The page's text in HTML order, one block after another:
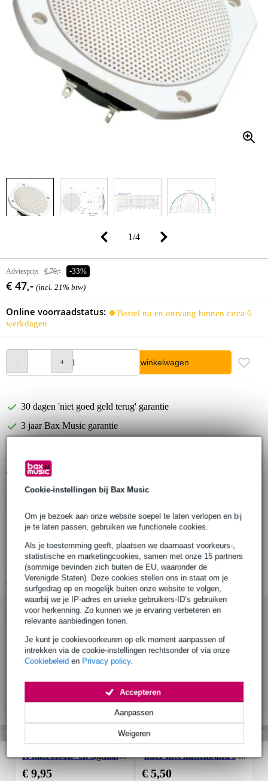
Cookie-instellingen bij Bax Music
Om je bezoek aan onze website soepel te laten verlopen en bij
je te laten passen, gebruiken we functionele cookies.
Als je toestemming geeft, plaatsen we daarnaast voorkeurs-,
statistische en marketingcookies, samen met onze 15 partners
(sommige bevinden zich buiten de EU, waaronder de
Verenigde Staten). Deze cookies stellen ons in staat om je
surfgedrag op en mogelijk buiten onze website te volgen,
waarbij we je IP-adres en unieke gebruikers-ID’s gebruiken
voor herkenning. Zo kunnen we je ervaring verbeteren en
relevante aanbiedingen tonen.
Je kunt je cookievoorkeuren op elk moment aanpassen of
intrekken via de cookie-instellingen rechtsonder of via onze
Cookiebeleid en Privacy policy.
Weigeren
Aanpassen
Accepteren
1/4
Adviesprijs € 70,- -33%
€ 47,- (incl. 21% btw)
Online voorraadstatus:
Bestel nu en ontvang binnen circa 6
werkdagen
In winkelwagen
30 dagen 'niet goed geld terug' garantie
3 jaar Bax Music garantie
Gratis ophalen in de winkel
Productinformatie
Aantal: 13 stuks
Type: Fullrange, weerbestendig (WP), 10 cm / 4"
Kleur: Wit
Bekijk alle productspecificaties
Accessoires (7)
Devine MIC100/10 XL
R microfoon- en signaal
kabel 10 meter
€ 9,95
Innox Snap 27 kabelbi
nder met klittenband s
mal zwart (10 stuks)
€ 5,50